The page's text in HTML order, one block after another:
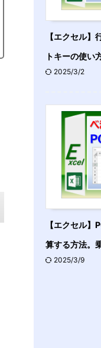
【エクセル
トキーの使い
2025/3/2
【エクセル
算する方法。
2025/3/9